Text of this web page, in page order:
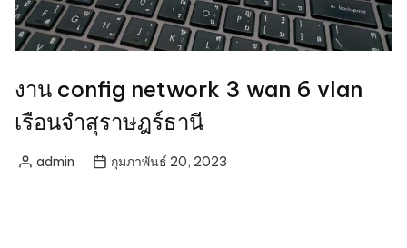
งาน config network 3 wan 6 vlan
เรือนจำสุราษฎร์ธานี
Postedadmin กุมภาพันธ์ 20, 2023